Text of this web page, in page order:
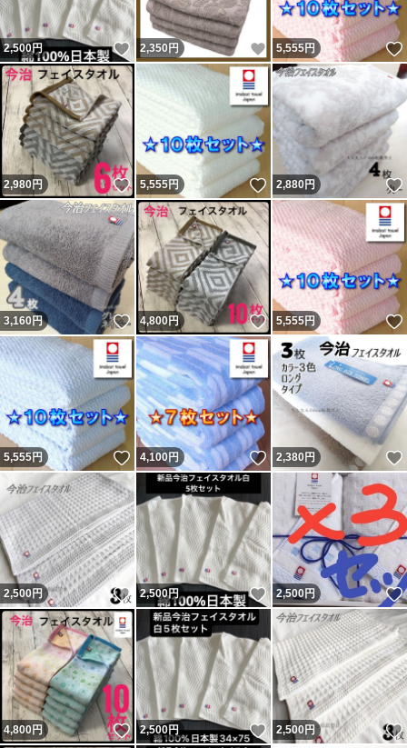
2,500円 いいね！
2,350 円 いいね！
5,555円
2,980円 いいね！
5,555円 いいね！
2,880円
3,160円 いいね！
4,800円 いいね！
5,555円
5,555円 いいね！
4,100円 いいね！
2,380円
2,500円 いいね！
2,500円 いいね！
2,500円
4,800円 いいね！
2,500円 いいね！
2,500円